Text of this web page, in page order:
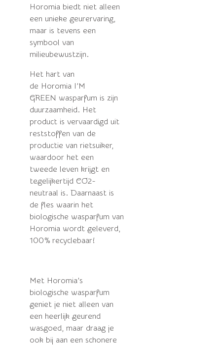
Horomia biedt niet alleen
een unieke geurervaring,
maar is tevens een
symbool van
milieubewustzijn.
Het hart van
de Horomia I’M
GREEN wasparfum is zijn
duurzaamheid. Het
product is vervaardigd uit
reststoffen van de
productie van rietsuiker,
waardoor het een
tweede leven krijgt en
tegelijkertijd CO2-
neutraal is. Daarnaast is
de fles waarin het
biologische wasparfum van
Horomia wordt geleverd,
100% recyclebaar!
Met Horomia’s
biologische wasparfum
geniet je niet alleen van
een heerlijk geurend
wasgoed, maar draag je
ook bij aan een schonere